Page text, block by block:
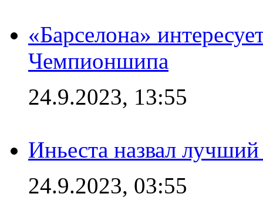
«Барселона»
Чемпионшипа
24.9.2023, 13:55
Иньеста назвал
24.9.2023, 03:55